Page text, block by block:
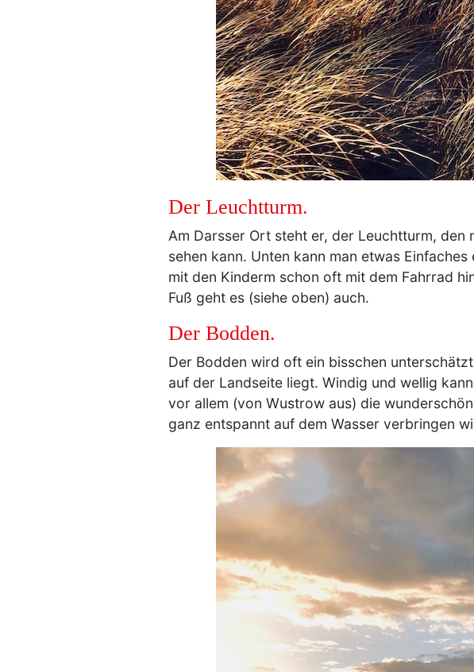
Der Leuchtturm.
Am Darsser Ort steht er, der Leuchtturm,
sehen kann. Unten kann man etwas
mit den Kinderm schon oft mit dem Fahrrad
Fuß geht es (siehe oben) auch.
Der Bodden.
Der Bodden wird oft ein bisschen
auf der Landseite liegt. Windig und wellig
vor allem (von Wustrow aus) die
ganz entspannt auf dem Wasser verbringen